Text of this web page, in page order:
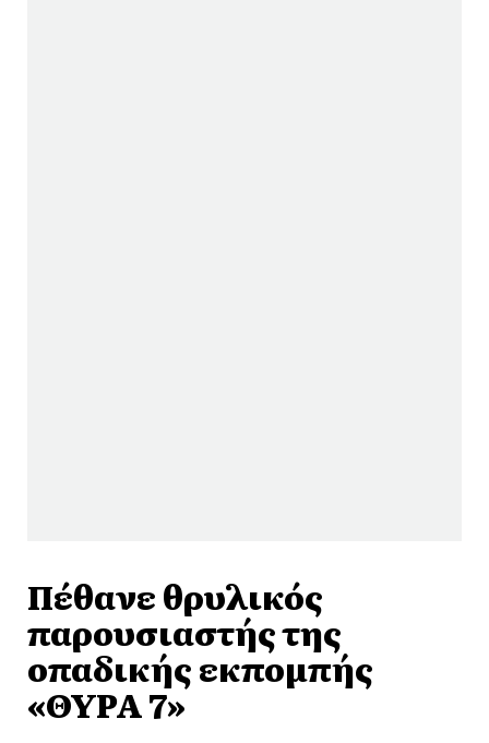
Πέθανε θρυλικός
παρουσιαστής της
οπαδικής εκπομπής
«ΘΥΡΑ 7»